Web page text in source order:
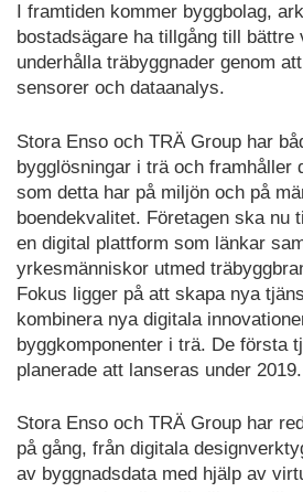
I framtiden kommer byggbolag,
bostadsägare ha tillgång till
underhålla träbyggnader genom
sensorer och dataanalys.
Stora Enso och TRÄ Group har
bygglösningar i trä och framhåller
som detta har på miljön och på
boendekvalitet. Företagen ska nu
en digital plattform som länkar
yrkesmänniskor utmed
Fokus ligger på att skapa nya
kombinera nya digitala
byggkomponenter i trä. De första
planerade att lanseras under 2019.
Stora Enso och TRÄ Group har
på gång, från digitala
av byggnadsdata med hjälp av